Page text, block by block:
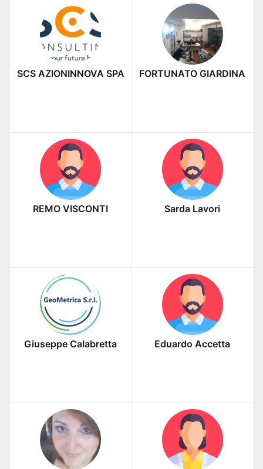
SCS AZIONINNOVA SPA FORTUNATO GIARDINA
REMO VISCONTI Sarda Lavori
Giuseppe Calabretta Eduardo Accetta